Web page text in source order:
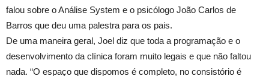
falou sobre o Análise System e o psicólogo João Carlos de
Barros que deu uma palestra para os pais.
De uma maneira geral, Joel diz que toda a programação e o
desenvolvimento da clínica foram muito legais e que não faltou
nada. “O espaço que dispomos é completo, no consistório é